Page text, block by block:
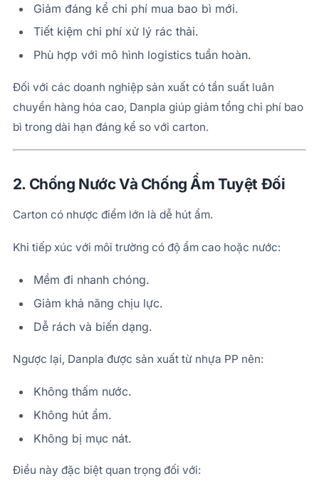
Giảm đáng kể chi phí mua bao bì mới.
Tiết kiệm chi phí xử lý rác thải.
Phù hợp với mô hình logistics tuần hoàn.
Đối với các doanh nghiệp sản xuất có tần suất luân
chuyển hàng hóa cao, Danpla giúp giảm tổng chi phí bao
bì trong dài hạn đáng kể so với carton.
2. Chống Nước Và Chống Ẩm Tuyệt Đối
Carton có nhược điểm lớn là dễ hút ẩm.
Khi tiếp xúc với môi trường có độ ẩm cao hoặc nước:
Mềm đi nhanh chóng.
Giảm khả năng chịu lực.
Dễ rách và biến dạng.
Ngược lại, Danpla được sản xuất từ nhựa PP nên:
Không thấm nước.
Không hút ẩm.
Không bị mục nát.
Điều này đặc biệt quan trọng đối với: